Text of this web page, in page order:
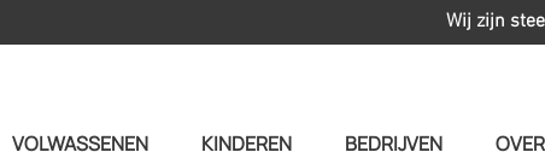
Wij zijn
VOLWASSENEN KINDEREN BEDRIJVEN